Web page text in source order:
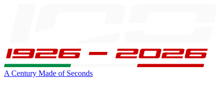
A Century Made of Seconds